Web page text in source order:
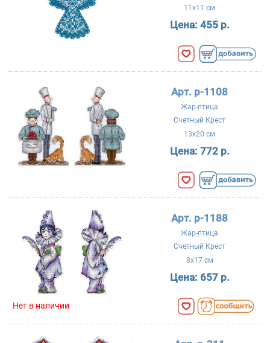
11x11 см
Цена: 455 р.
Арт. р-1108
Жар-птица
Счетный Крест
13x20 см
Цена: 772 р.
Арт. р-1188
Жар-птица
Счетный Крест
8x17 см
Цена: 657 р.
Нет в наличии